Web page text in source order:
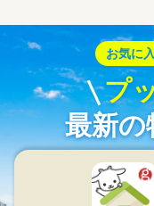
お気に
プ
最新の